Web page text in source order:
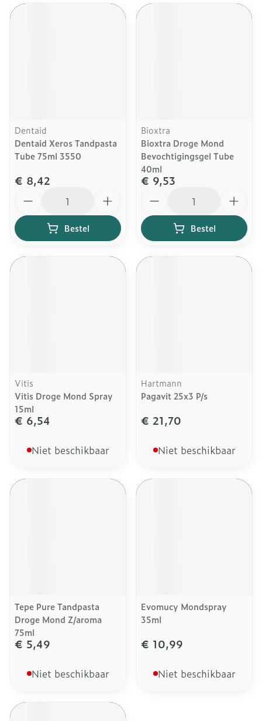
Dentaid
Dentaid Xeros Tandpasta
Tube 75ml 3550
€ 8,42
Bestel
Bioxtra
Bioxtra Droge Mond
Bevochtigingsgel Tube
40ml
€ 9,53
Bestel
Vitis
Vitis Droge Mond Spray
15ml
€ 6,54
Niet beschikbaar
Hartmann
Pagavit 25x3 P/s
€ 21,70
Niet beschikbaar
Tepe Pure Tandpasta
Droge Mond Z/aroma
75ml
€ 5,49
Niet beschikbaar
Evomucy Mondspray
35ml
€ 10,99
Niet beschikbaar